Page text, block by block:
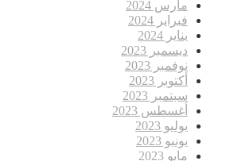
مارس 2024
فبراير 2024
يناير 2024
ديسمبر 2023
نوفمبر 2023
أكتوبر 2023
سبتمبر 2023
أغسطس 2023
يوليو 2023
يونيو 2023
مايو 2023